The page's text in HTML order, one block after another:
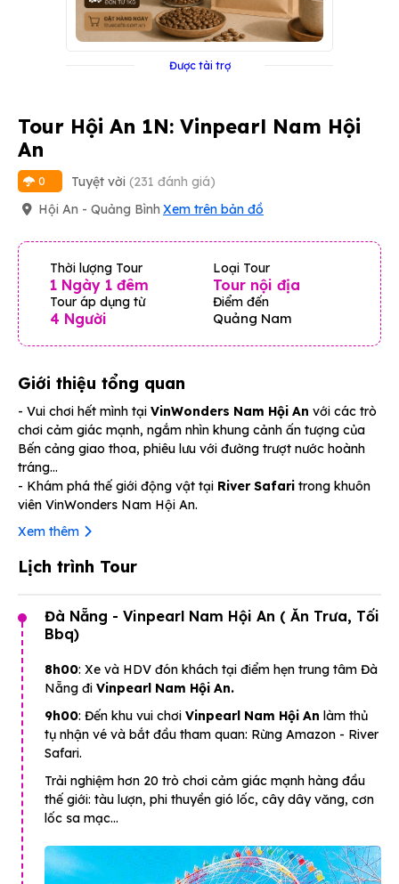
Tour Hội An 1N: Vinpearl Nam Hội
An
0 Tuyệt vời (231 đánh giá)
Hội An - Quảng Bình Xem trên bản đồ
Thời lượng Tour
1 Ngày 1 đêm
Loại Tour
Tour nội địa
Tour áp dụng từ
4 Người
Điểm đến
Quảng Nam
Giới thiệu tổng quan
- Vui chơi hết mình tại VinWonders Nam Hội An với các trò
chơi cảm giác mạnh, ngắm nhìn khung cảnh ấn tượng của
Bến cảng giao thoa, phiêu lưu với đường trượt nước hoành
tráng…
- Khám phá thế giới động vật tại River Safari trong khuôn
viên VinWonders Nam Hội An.
Xem thêm
Lịch trình Tour
Đà Nẵng - Vinpearl Nam Hội An ( Ăn Trưa, Tối
Bbq)
8h00: Xe và HDV đón khách tại điểm hẹn trung tâm Đà
Nẵng đi Vinpearl Nam Hội An.
9h00: Đến khu vui chơi Vinpearl Nam Hội An làm thủ
tụ nhận vé và bắt đầu tham quan: Rừng Amazon - River
Safari.
Trải nghiệm hơn 20 trò chơi cảm giác mạnh hàng đầu
thế giới: tàu lượn, phi thuyền gió lốc, cây dây văng, cơn
lốc sa mạc…
Được tài trợ